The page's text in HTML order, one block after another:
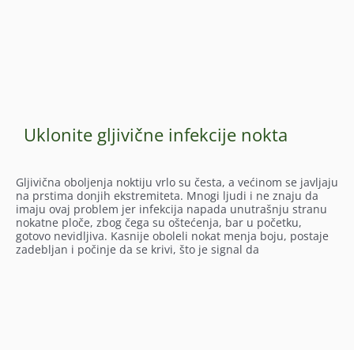
Uklonite gljivične infekcije nokta
Gljivična oboljenja noktiju vrlo su česta, a većinom se javljaju
na prstima donjih ekstremiteta. Mnogi ljudi i ne znaju da
imaju ovaj problem jer infekcija napada unutrašnju stranu
nokatne ploče, zbog čega su oštećenja, bar u početku,
gotovo nevidljiva. Kasnije oboleli nokat menja boju, postaje
zadebljan i počinje da se krivi, što je signal da